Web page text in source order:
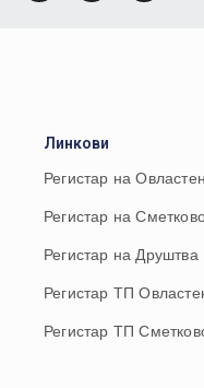
Линкови
Регистар на
Регистар на
Регистар на Друштва
Регистар ТП
Регистар ТП